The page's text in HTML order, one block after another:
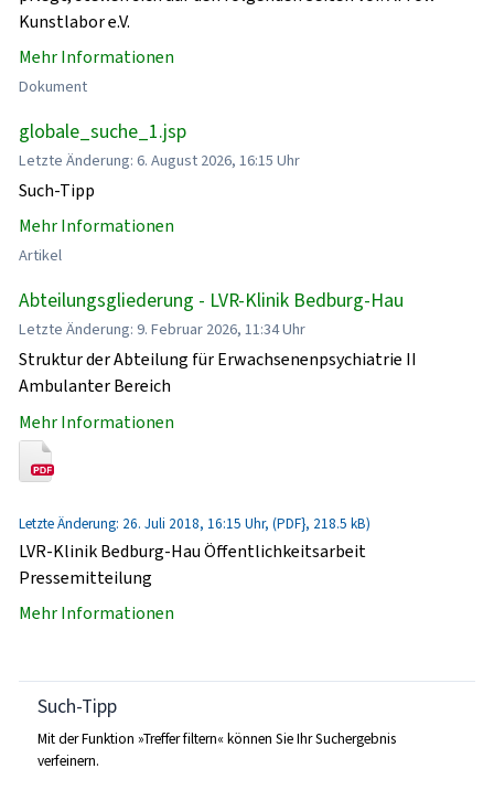
Kunstlabor e.V.
Mehr Informationen
Dokument
globale_suche_1.jsp
Letzte Änderung: 6. August 2026, 16:15 Uhr
Such-Tipp
Mehr Informationen
Artikel
Abteilungsgliederung - LVR-Klinik Bedburg-Hau
Letzte Änderung: 9. Februar 2026, 11:34 Uhr
Struktur der Abteilung für Erwachsenenpsychiatrie II
Ambulanter Bereich
Mehr Informationen
Letzte Änderung: 26. Juli 2018, 16:15 Uhr, (PDF}, 218.5 kB)
LVR-Klinik Bedburg-Hau Öffentlichkeitsarbeit
Pressemitteilung
Mehr Informationen
Such-Tipp
Mit der Funktion »Treffer filtern« können Sie Ihr Suchergebnis
verfeinern.